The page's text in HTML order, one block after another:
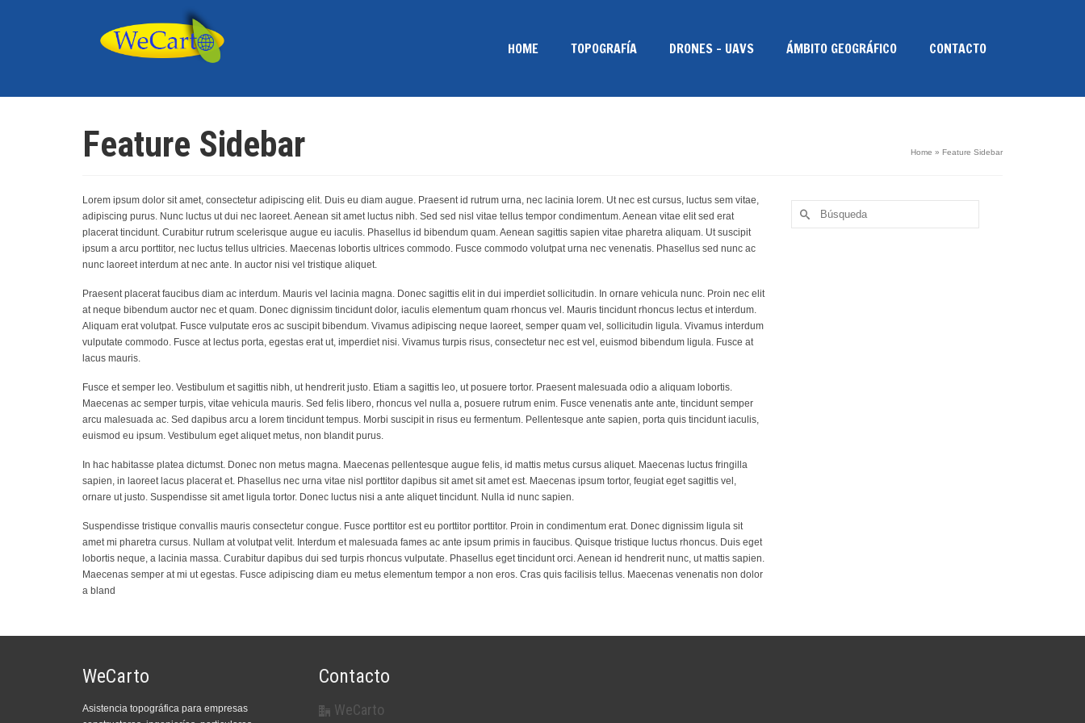
HOME TOPOGRAFÍA DRONES – UAVS ÁMBITO GEOGRÁFICO CONTACTO
Feature Sidebar Home » Feature Sidebar
Lorem ipsum dolor sit amet, consectetur adipiscing elit. Duis eu diam augue. Praesent id rutrum urna, nec lacinia lorem. Ut nec est cursus, luctus sem vitae,
adipiscing purus. Nunc luctus ut dui nec laoreet. Aenean sit amet luctus nibh. Sed sed nisl vitae tellus tempor condimentum. Aenean vitae elit sed erat
placerat tincidunt. Curabitur rutrum scelerisque augue eu iaculis. Phasellus id bibendum quam. Aenean sagittis sapien vitae pharetra aliquam. Ut suscipit
ipsum a arcu porttitor, nec luctus tellus ultricies. Maecenas lobortis ultrices commodo. Fusce commodo volutpat urna nec venenatis. Phasellus sed nunc ac
nunc laoreet interdum at nec ante. In auctor nisi vel tristique aliquet.
Praesent placerat faucibus diam ac interdum. Mauris vel lacinia magna. Donec sagittis elit in dui imperdiet sollicitudin. In ornare vehicula nunc. Proin nec elit
at neque bibendum auctor nec et quam. Donec dignissim tincidunt dolor, iaculis elementum quam rhoncus vel. Mauris tincidunt rhoncus lectus et interdum.
Aliquam erat volutpat. Fusce vulputate eros ac suscipit bibendum. Vivamus adipiscing neque laoreet, semper quam vel, sollicitudin ligula. Vivamus interdum
vulputate commodo. Fusce at lectus porta, egestas erat ut, imperdiet nisi. Vivamus turpis risus, consectetur nec est vel, euismod bibendum ligula. Fusce at
lacus mauris.
Fusce et semper leo. Vestibulum et sagittis nibh, ut hendrerit justo. Etiam a sagittis leo, ut posuere tortor. Praesent malesuada odio a aliquam lobortis.
Maecenas ac semper turpis, vitae vehicula mauris. Sed felis libero, rhoncus vel nulla a, posuere rutrum enim. Fusce venenatis ante ante, tincidunt semper
arcu malesuada ac. Sed dapibus arcu a lorem tincidunt tempus. Morbi suscipit in risus eu fermentum. Pellentesque ante sapien, porta quis tincidunt iaculis,
euismod eu ipsum. Vestibulum eget aliquet metus, non blandit purus.
In hac habitasse platea dictumst. Donec non metus magna. Maecenas pellentesque augue felis, id mattis metus cursus aliquet. Maecenas luctus fringilla
sapien, in laoreet lacus placerat et. Phasellus nec urna vitae nisl porttitor dapibus sit amet sit amet est. Maecenas ipsum tortor, feugiat eget sagittis vel,
ornare ut justo. Suspendisse sit amet ligula tortor. Donec luctus nisi a ante aliquet tincidunt. Nulla id nunc sapien.
Suspendisse tristique convallis mauris consectetur congue. Fusce porttitor est eu porttitor porttitor. Proin in condimentum erat. Donec dignissim ligula sit
amet mi pharetra cursus. Nullam at volutpat velit. Interdum et malesuada fames ac ante ipsum primis in faucibus. Quisque tristique luctus rhoncus. Duis eget
lobortis neque, a lacinia massa. Curabitur dapibus dui sed turpis rhoncus vulputate. Phasellus eget tincidunt orci. Aenean id hendrerit nunc, ut mattis sapien.
Maecenas semper at mi ut egestas. Fusce adipiscing diam eu metus elementum tempor a non eros. Cras quis facilisis tellus. Maecenas venenatis non dolor
a bland
Buscar
WeCarto
Asistencia topográfica para empresas
Contacto
WeCarto